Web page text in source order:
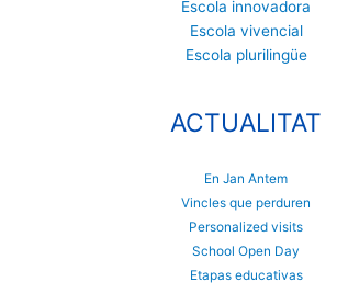
Escola innovadora
Escola vivencial
Escola plurilingüe
ACTUALITAT
En Jan Antem
Vincles que perduren
Personalized visits
School Open Day
Etapas educativas